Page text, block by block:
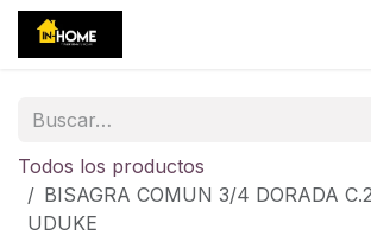
Ir al contenido
Todos los productos
BISAGRA COMUN 3/4 DORADA
UDUKE